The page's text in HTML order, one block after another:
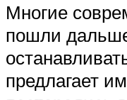
Многие
пошли
предлагает